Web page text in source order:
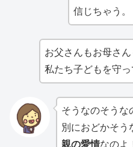
信じちゃう。
お父さんもお母さん
私たち子どもを守っ
そうなのそうな
別におどかそう
親の愛情なのよ